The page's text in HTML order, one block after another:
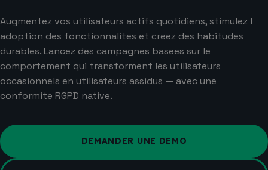
Augmentez vos utilisateurs actifs quotidiens, stimulez l
adoption des fonctionnalites et creez des habitudes
durables. Lancez des campagnes basees sur le
comportement qui transforment les utilisateurs
occasionnels en utilisateurs assidus — avec une
conformite RGPD native.
DEMANDER UNE DEMO